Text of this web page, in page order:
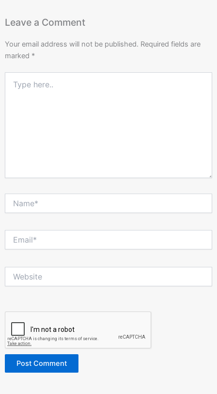
Leave a Comment
Your email address will not be published. Required fields are
marked *
here..